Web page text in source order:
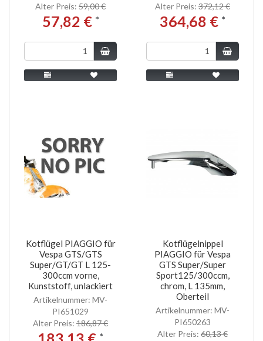
Alter Preis: 59,00 €
57,82 € *
Alter Preis: 372,12 €
364,68 € *
Kotflügel PIAGGIO für
Vespa GTS/GTS
Super/GT/GT L 125-
300ccm vorne,
Kunststoff, unlackiert
Artikelnummer: MV-
PI651029
Alter Preis: 186,87 €
*
Kotflügelnippel
PIAGGIO für Vespa
GTS Super/Super
Sport125/300ccm,
chrom, L 135mm,
Oberteil
Artikelnummer: MV-
PI650263
Alter Preis: 60,13 €